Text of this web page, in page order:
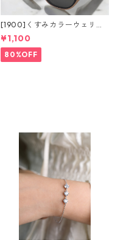
[1900]くすみカラーウェリン
トンサングラス（2colors）**
SinSin*
¥1,100
80%OFF